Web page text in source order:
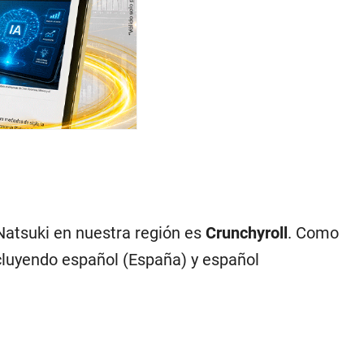
en nuestra región esCrunchyroll. Como
español (España) y español